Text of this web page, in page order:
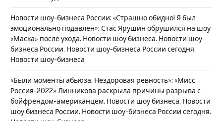
Новости шоу-бизнеса России: «Страшно обидно! Я был
эмоционально подавлен»: Стас Ярушин обрушился на шоу
«Маска» после ухода. Новости шоу бизнеса. Новости шоу
бизнеса России. Новости шоу-бизнеса России сегодня.
Новости шоу-бизнеса
«Были моменты абьюза. Нездоровая ревность»: «Мисс
Россия-2022» Линникова раскрыла причины разрыва с
бойфрендом-американцем. Новости шоу бизнеса. Новости
шоу бизнеса России. Новости шоу-бизнеса России сегодня.